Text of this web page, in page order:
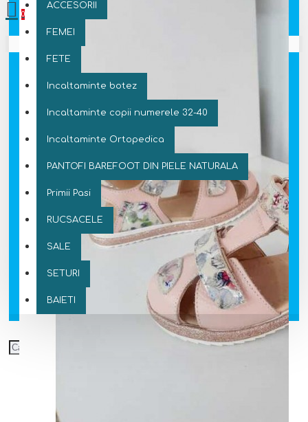
ACCESORII
FEMEI
FETE
Incaltaminte botez
Incaltaminte copii numerele 32-40
Incaltaminte Ortopedica
PANTOFI BAREFOOT DIN PIELE NATURALA
Primii Pasi
RUCSACELE
SALE
SETURI
BAIETI
0
Coșul este gol!